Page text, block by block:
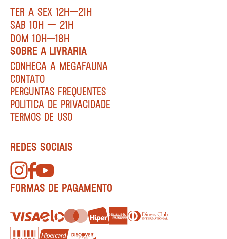
TER A SEX 12H—21H
SÁB 10H — 21H
DOM 10H—18H
SOBRE A LIVRARIA
CONHEÇA A MEGAFAUNA
CONTATO
PERGUNTAS FREQUENTES
POLÍTICA DE PRIVACIDADE
TERMOS DE USO
REDES SOCIAIS
FORMAS DE PAGAMENTO